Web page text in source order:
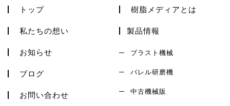
トップ
私たちの想い
お知らせ
ブログ
お問い合わせ
樹脂メディアとは
製品情報
ブラスト機械
バレル研磨機
中古機械販